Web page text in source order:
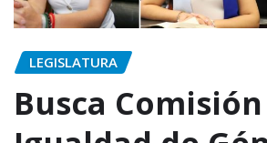
LEGISLATURA
Busca